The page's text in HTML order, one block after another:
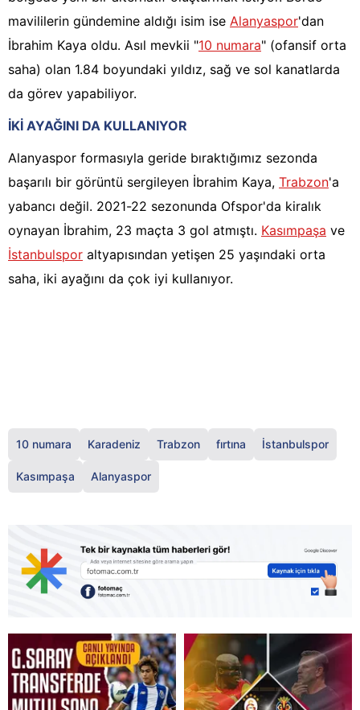
mavililerin gündemine aldığı isim ise Alanyaspor'dan
İbrahim Kaya oldu. Asıl mevkii "10 numara" (ofansif orta
saha) olan 1.84 boyundaki yıldız, sağ ve sol kanatlarda
da görev yapabiliyor.
İKİ AYAĞINI DA KULLANIYOR
Alanyaspor formasıyla geride bıraktığımız sezonda
başarılı bir görüntü sergileyen İbrahim Kaya, Trabzon'a
yabancı değil. 2021-22 sezonunda Ofspor'da kiralık
oynayan İbrahim, 23 maçta 3 gol atmıştı. Kasımpaşa ve
İstanbulspor altyapısından yetişen 25 yaşındaki orta
saha, iki ayağını da çok iyi kullanıyor.
10 numara Karadeniz Trabzon fırtına İstanbulspor
Kasımpaşa Alanyaspor